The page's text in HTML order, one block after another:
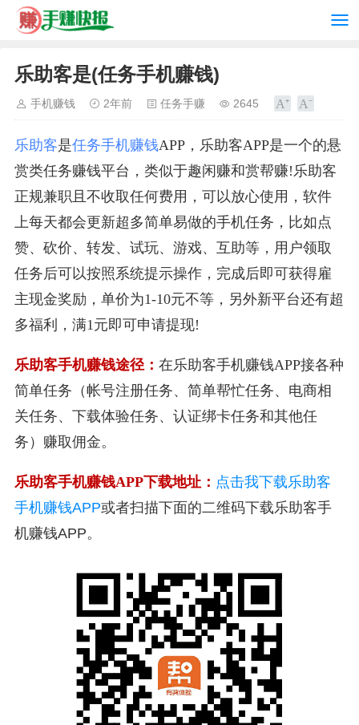
乐助客是(任务手机赚钱)
手机赚钱 2年前 任务手赚 2645
乐助客是任务手机赚钱APP，乐助客APP是一个的悬
赏类任务赚钱平台，类似于趣闲赚和赏帮赚!乐助客
正规兼职且不收取任何费用，可以放心使用，软件
上每天都会更新超多简单易做的手机任务，比如点
赞、砍价、转发、试玩、游戏、互助等，用户领取
任务后可以按照系统提示操作，完成后即可获得雇
主现金奖励，单价为1-10元不等，另外新平台还有超
多福利，满1元即可申请提现!
乐助客手机赚钱途径： 在乐助客手机赚钱APP接各种
简单任务（帐号注册任务、简单帮忙任务、电商相
关任务、下载体验任务、认证绑卡任务和其他任
务）赚取佣金。
乐助客手机赚钱APP下载地址： 点击我下载乐助客
手机赚钱APP或者扫描下面的二维码下载乐助客手
机赚钱APP。